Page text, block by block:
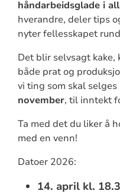
håndarbeidsglade i
hverandre, deler tips
nyter fellesskapet
Det blir selvsagt
både prat og
vi ting som skal selges
november, til inntekt
Ta med det du liker å
med en venn!
Datoer 2026:
14. april kl.